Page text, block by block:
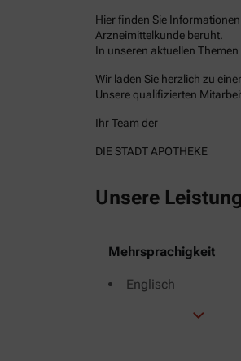
Hier finden Sie
Arzneimittelkunde beruht.
In unseren aktuellen
Wir laden Sie herzlich zu
Unsere qualifizierten
Ihr Team der
DIE STADT APOTHEKE
Unsere
Mehrsprachigkeit
Englisch